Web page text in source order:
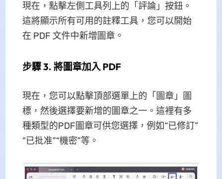
現在，點擊左側工具列上的「評論」按鈕。
這將顯示所有可用的註釋工具，您可以開始
在 PDF 文件中新增圖章。
步驟 3. 將圖章加入 PDF
現在，您可以點擊頂部選單上的「圖章」圖
標，然後選擇要新增的圖章之一。這裡有多
種類型的PDF圖章可供您選擇，例如“已修訂”
“已批准”“機密”等。